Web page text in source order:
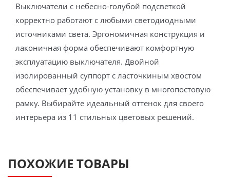
Выключатели с небесно-голубой подсветкой
корректно работают с любыми светодиодными
источниками света. Эргономичная конструкция и
лаконичная форма обеспечивают комфортную
эксплуатацию выключателя. Двойной
изолированный суппорт с ласточкиным хвостом
обеспечивает удобную установку в многопостовую
рамку. Выбирайте идеальный оттенок для своего
интерьера из 11 стильных цветовых решений.
ПОХОЖИЕ ТОВАРЫ